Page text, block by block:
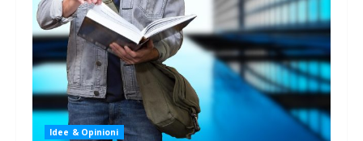
Idee & Opinioni